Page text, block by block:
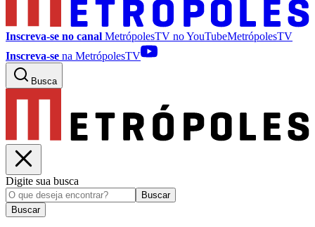
Inscreva-se no canal MetrópolesTV noYouTubeMetrópolesTV
Inscreva-se na MetrópolesTV
Busca
Digite sua busca
Buscar
Buscar